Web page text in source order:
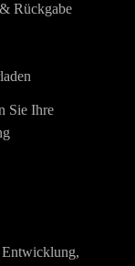
Rückgabe
Sie Ihre
Entwicklung,